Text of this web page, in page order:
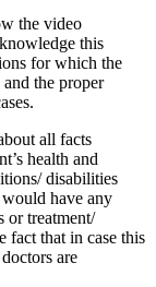
the video
this
for which the
the proper
all facts
health and
disabilities
have any
or treatment/
fact that in case this
are